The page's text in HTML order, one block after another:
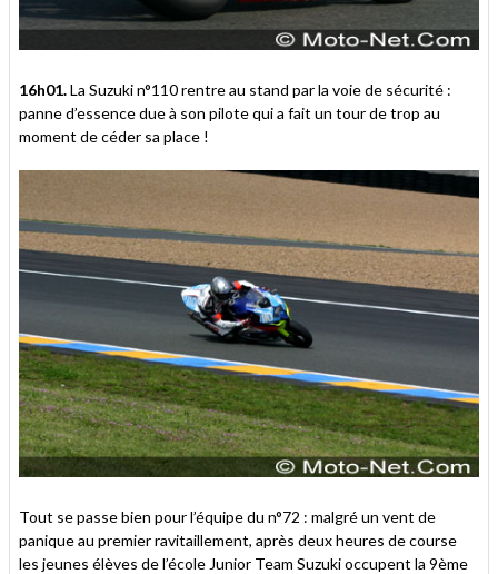
16h01.La Suzuki n°110 rentre au stand par la voie de sécurité :
panne d’essence due à son pilote qui a fait un tour de trop au
moment de céder sa place !
Tout se passe bien pour l’équipe du n°72 : malgré un vent de
panique au premier ravitaillement, après deux heures de course
les jeunes élèves de l’école Junior Team Suzuki occupent la 9ème